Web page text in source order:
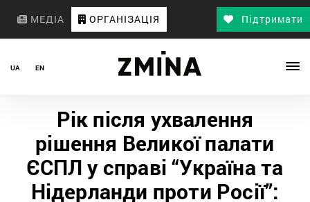
МЕДІА ОРГАНІЗАЦІЯ Підтримати
UA EN
Рік після ухвалення
рішення Великої палати
ЄСПЛ у справі “Україна та
Нідерланди проти Росії”: